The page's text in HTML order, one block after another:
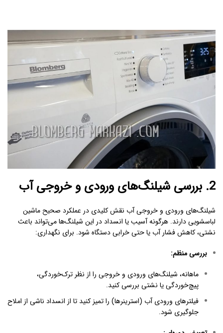
2. بررسی شیلنگ‌های ورودی و خروجی آب
شیلنگ‌های ورودی و خروجی آب نقش کلیدی در عملکرد صحیح ماشین
لباسشویی دارند. هرگونه آسیب یا انسداد در این شیلنگ‌ها می‌تواند باعث
نشتی، کاهش فشار آب یا حتی خرابی دستگاه شود. برای نگهداری:
بررسی منظم:
ماهانه، شیلنگ‌های ورودی و خروجی را از نظر ترک‌خوردگی،
پیچ‌خوردگی یا نشتی بررسی کنید.
فیلترهای ورودی آب (استرینرها) را تمیز کنید تا از انسداد ناشی از املاح
جلوگیری شود.